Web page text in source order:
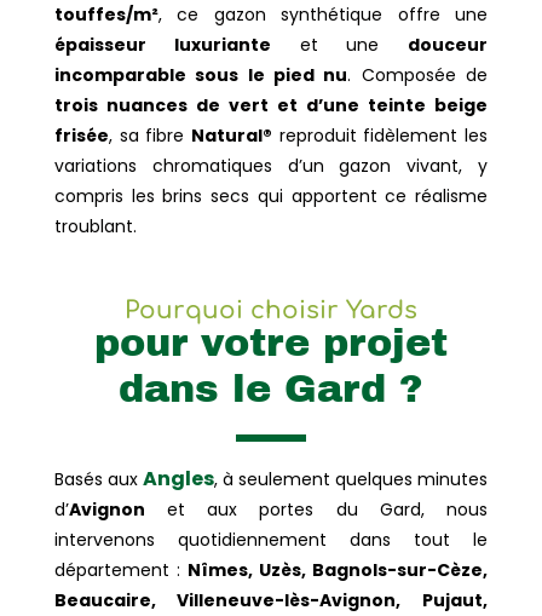
touffes/m², ce gazon synthétique offre une
épaisseur luxuriante et une douceur
incomparable sous le pied nu. Composée de
trois nuances de vert et d’une teinte beige
frisée, sa fibre Natural® reproduit fidèlement les
variations chromatiques d’un gazon vivant, y
compris les brins secs qui apportent ce réalisme
troublant.
Pourquoi choisir Yards
pour votre projet
dans le Gard ?
Basés aux Angles, à seulement quelques minutes
d’Avignon et aux portes du Gard, nous
intervenons quotidiennement dans tout le
département : Nîmes, Uzès, Bagnols-sur-Cèze,
Beaucaire, Villeneuve-lès-Avignon, Pujaut,